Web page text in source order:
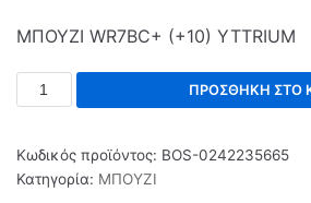
ΜΠΟΥΖΙ WR7BC+ (+10) YTTRIUM
ΠΡΟΣΘΉΚΗ ΣΤΟ
Κωδικός προϊόντος: BOS-0242235665
Κατηγορία: ΜΠΟΥΖΙ